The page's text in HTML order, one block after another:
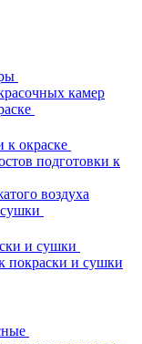
камер
к окраске
подготовки к
воздуха
и сушки
покраски и сушки